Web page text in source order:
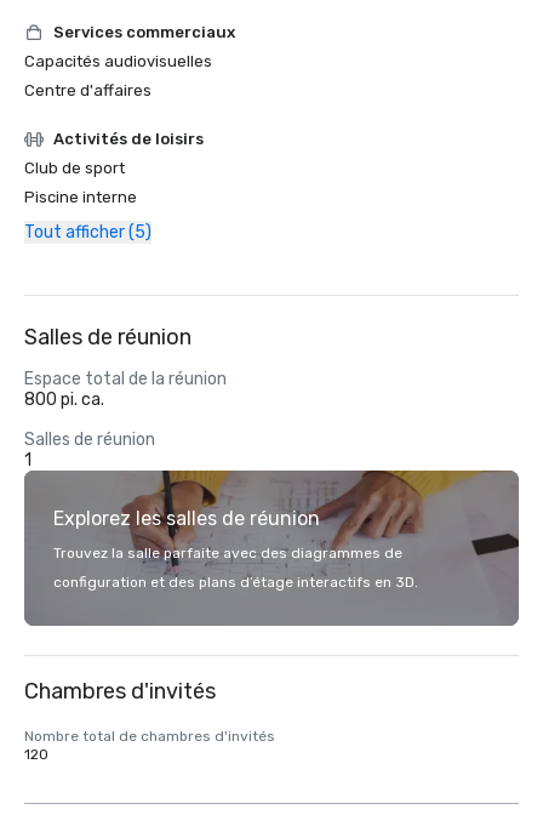
Services commerciaux
Capacités audiovisuelles
Centre d'affaires
Activités de loisirs
Club de sport
Piscine interne
Tout afficher (5)
Salles de réunion
Espace total de la réunion
800 pi. ca.
Salles de réunion
1
Explorez les salles de réunion
Trouvez la salle parfaite avec des diagrammes de
configuration et des plans d’étage interactifs en 3D.
Chambres d'invités
Nombre total de chambres d'invités
120